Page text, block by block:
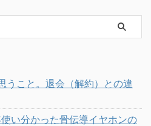
うこと。退会（解約）との違
い分かった骨伝導イヤホンの